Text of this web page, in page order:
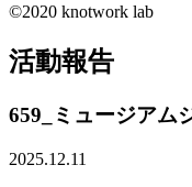
©2020 knotwork lab
活動報告
659_ミュージアム
2025.12.11